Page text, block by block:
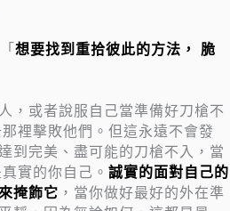
想要找到重拾彼此的方法， 脆
，或者說服自己當準備好刀槍不
裡擊敗他們。但這永遠不會發
到完美、盡可能的刀槍不入，當
實的你自己。 誠實的面對自己的
掩飾它 ，當你做好最好的外在準